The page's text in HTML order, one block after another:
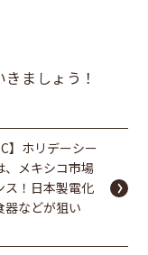
ましょう！
】ホリデーシー
、メキシコ市場
ス！日本製電化
器などが狙い